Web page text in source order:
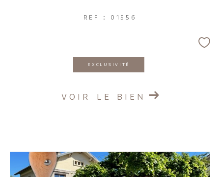
REF : 01556
EXCLUSIVITÉ
VOIR LE BIEN